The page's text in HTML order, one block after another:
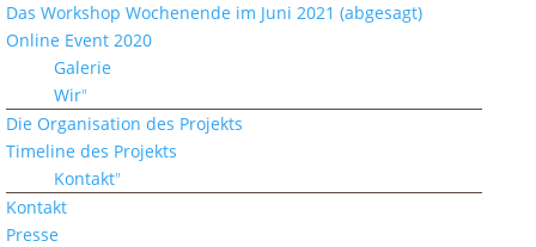
Das Workshop Wochenende im Juni 2021 (abgesagt)
Online Event 2020
Galerie
Wir
Die Organisation des Projekts
Timeline des Projekts
Kontakt
Kontakt
Presse